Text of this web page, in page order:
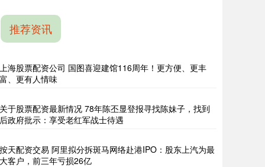
推荐资讯
上海股票配资公司 国图喜迎建馆116周年！更方便、更丰
富、更有人情味
关于股票配资最新情况 78年陈丕显登报寻找陈妹子，找到
后政府批示：享受老红军战士待遇
按天配资交易 阿里拟分拆斑马网络赴港IPO：股东上汽为最
大客户，前三年亏损26亿